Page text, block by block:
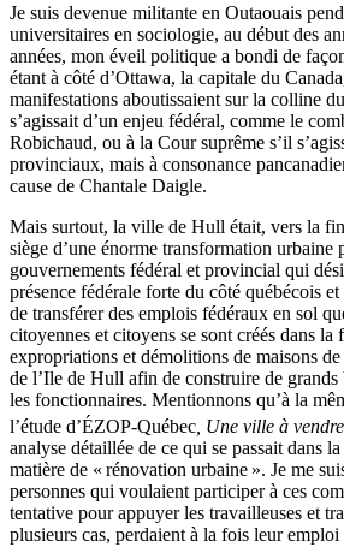
Je suis devenue militante en Outaouais
universitaires en sociologie, au début des
années, mon éveil politique a bondi de
étant à côté d’Ottawa, la capitale du
manifestations aboutissaient sur la colline
s’agissait d’un enjeu fédéral, comme le
Robichaud, ou à la Cour suprême s’il
provinciaux, mais à consonance
cause de Chantale Daigle.
Mais surtout, la ville de Hull était, vers la
siège d’une énorme transformation urbaine
gouvernements fédéral et provincial qui
présence fédérale forte du côté québécois
de transférer des emplois fédéraux en sol
citoyennes et citoyens se sont créés dans la
expropriations et démolitions de maisons
de l’Ile de Hull afin de construire de
les fonctionnaires. Mentionnons qu’à la
l’étude d’ÉZOP-Québec , Une ville à vendre
analyse détaillée de ce qui se passait dans
matière de « rénovation urbaine ». Je me
personnes qui voulaient participer à ces
tentative pour appuyer les travailleuses et
plusieurs cas, perdaient à la fois leur